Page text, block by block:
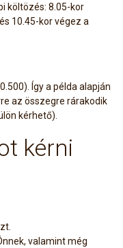
költözés: 8.05-kor
10.45-kor végez a
Így a példa alapján
az összegre rárakodik
kérhető).
kérni
valamint még